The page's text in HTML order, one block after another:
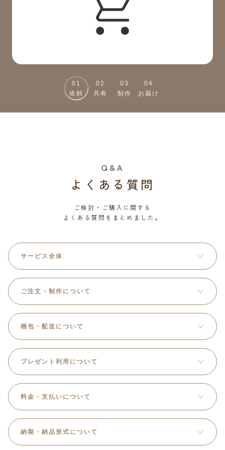
01
依頼
02
共有
03
制作
04
お届け
Q&A
よくある質問
ご検討・ご購入に関する
よくある質問をまとめました。
サービス全体
ご注文・制作について
梱包・配送について
プレゼント利用について
料金・支払いについて
納期・納品形式について